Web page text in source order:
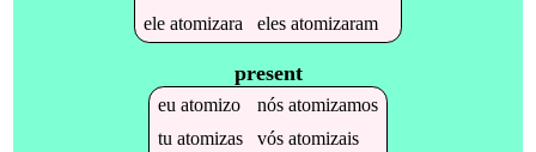
ele atomizara eles atomizaram
present
eu atomizo nós atomizamos
tu atomizas vós atomizais